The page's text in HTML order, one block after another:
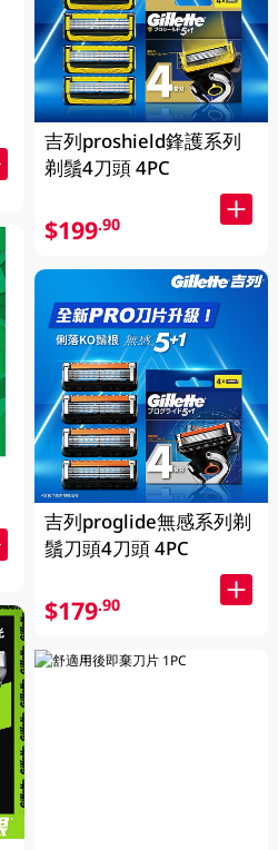
吉列proshield鋒護系列
剃鬚4刀頭 4PC
$199.90
吉列proglide無感系列剃
鬚刀頭4刀頭 4PC
$179.90